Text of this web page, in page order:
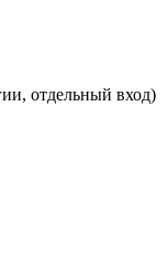
отдельный вход)